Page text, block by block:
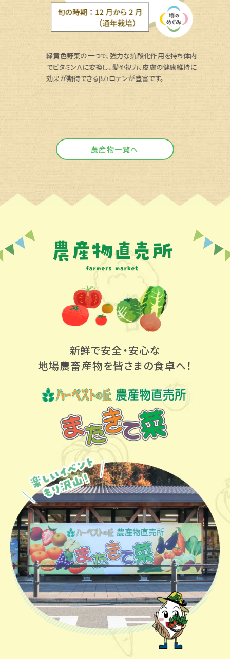
緑黄色野菜の一つで、強力な抗酸化作用を持ち体内
でビタミンＡに変換し、髪や視力、皮膚の健康維持に
効果が期待できるβカロテンが豊富です。
農産物一覧へ
新鮮で安全・安心な
地場農畜産物を皆さまの食卓へ！